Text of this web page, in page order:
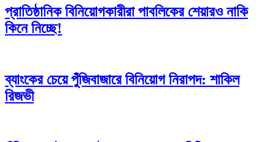
প্রাতিষ্ঠানিক বিনিয়োগকারীরা পাবলিকের শেয়ারও নাকি
কিনে নিচ্ছে!
ব্যাংকের চেয়ে পুঁজিবাজারে বিনিয়োগ নিরাপদ: শাকিল
রিজভী